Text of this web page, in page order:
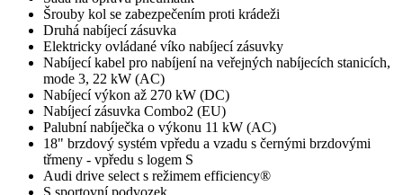
Šrouby kol se zabezpečením proti krádeži
Druhá nabíjecí zásuvka
Elektricky ovládané víko nabíjecí zásuvky
Nabíjecí kabel pro nabíjení na veřejných nabíjecích stanicích,
mode 3, 22 kW (AC)
Nabíjecí výkon až 270 kW (DC)
Nabíjecí zásuvka Combo2 (EU)
Palubní nabíječka o výkonu 11 kW (AC)
18" brzdový systém vpředu a vzadu s černými brzdovými
třmeny - vpředu s logem S
Audi drive select s režimem efficiency®
S sportovní podvozek